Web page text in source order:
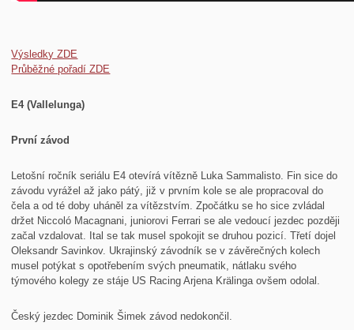
Výsledky ZDE
Průběžné pořadí ZDE
E4 (Vallelunga)
První závod
Letošní ročník seriálu E4 otevírá vítězně Luka Sammalisto. Fin sice do
závodu vyrážel až jako pátý, již v prvním kole se ale propracoval do
čela a od té doby uháněl za vítězstvím. Zpočátku se ho sice zvládal
držet Niccoló Macagnani, juniorovi Ferrari se ale vedoucí jezdec později
začal vzdalovat. Ital se tak musel spokojit se druhou pozicí. Třetí dojel
Oleksandr Savinkov. Ukrajinský závodník se v závěrečných kolech
musel potýkat s opotřebením svých pneumatik, nátlaku svého
týmového kolegy ze stáje US Racing Arjena Krälinga ovšem odolal.
Český jezdec Dominik Šimek závod nedokončil.